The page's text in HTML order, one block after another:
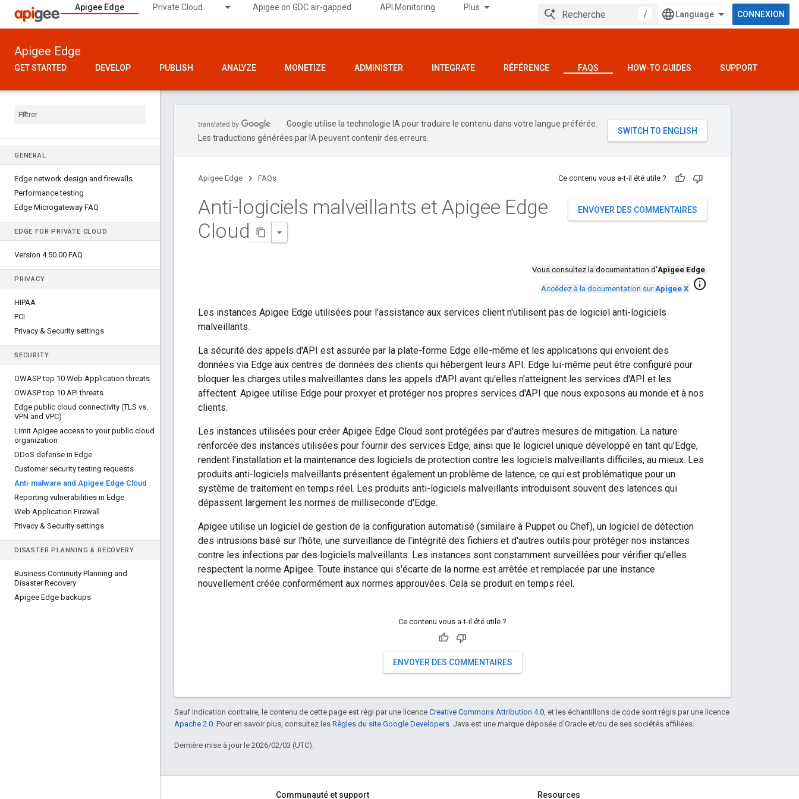
Apigee Edge Private Cloud Apigee on GDC air-gapped API Monitoring Plus
/ CONNEXION
Apigee Edge
GET STARTED DEVELOP PUBLISH ANALYZE MONETIZE ADMINISTER INTEGRATE RÉFÉRENCE FAQS HOW-TO GUIDES SUPPORT
GENERAL
Edge network design and firewalls
Performance testing
Edge Microgateway FAQ
EDGE FOR PRIVATE CLOUD
Version 4.50.00 FAQ
PRIVACY
HIPAA
PCI
Privacy & Security settings
SECURITY
OWASP top 10 Web Application threats
OWASP top 10 API threats
Edge public cloud connectivity (TLS vs.
VPN and VPC)
Limit Apigee access to your public cloud
organization
DDoS defense in Edge
Customer security testing requests
Anti-malware and Apigee Edge Cloud
Reporting vulnerabilities in Edge
Web Application Firewall
Privacy & Security settings
DISASTER PLANNING & RECOVERY
Business Continuity Planning and
Disaster Recovery
Apigee Edge backups
Google utilise la technologie IA pour traduire le contenu dans votre langue préférée.
Les traductions générées par IA peuvent contenir des erreurs.
Apigee Edge FAQs Ce contenu vous a-t-il été utile ?
ENVOYER DES COMMENTAIRES
Anti-logiciels malveillants et Apigee Edge
Cloud
Vous consultez la documentation d'Apigee Edge.
Accédez à la documentation surApigee X. info
Les instances Apigee Edge utilisées pour l'assistance aux services client n'utilisent pas de logiciel anti-logiciels
malveillants.
La sécurité des appels d'API est assurée par la plate-forme Edge elle-même et les applications qui envoient des
données via Edge aux centres de données des clients qui hébergent leurs API. Edge lui-même peut être configuré pour
bloquer les charges utiles malveillantes dans les appels d'API avant qu'elles n'atteignent les services d'API et les
affectent. Apigee utilise Edge pour proxyer et protéger nos propres services d'API que nous exposons au monde et à nos
clients.
Les instances utilisées pour créer Apigee Edge Cloud sont protégées par d'autres mesures de mitigation. La nature
renforcée des instances utilisées pour fournir des services Edge, ainsi que le logiciel unique développé en tant qu'Edge,
rendent l'installation et la maintenance des logiciels de protection contre les logiciels malveillants difficiles, au mieux. Les
produits anti-logiciels malveillants présentent également un problème de latence, ce qui est problématique pour un
système de traitement en temps réel. Les produits anti-logiciels malveillants introduisent souvent des latences qui
dépassent largement les normes de milliseconde d'Edge.
Apigee utilise un logiciel de gestion de la configuration automatisé (similaire à Puppet ou Chef), un logiciel de détection
des intrusions basé sur l'hôte, une surveillance de l'intégrité des fichiers et d'autres outils pour protéger nos instances
contre les infections par des logiciels malveillants. Les instances sont constamment surveillées pour vérifier qu'elles
respectent la norme Apigee. Toute instance qui s'écarte de la norme est arrêtée et remplacée par une instance
nouvellement créée conformément aux normes approuvées. Cela se produit en temps réel.
Ce contenu vous a-t-il été utile ?
ENVOYER DES COMMENTAIRES
Sauf indication contraire, le contenu de cette page est régi par une licence Creative Commons Attribution 4.0, et les échantillons de code sont régis par une licence
Apache 2.0. Pour en savoir plus, consultez les Règles du site Google Developers. Java est une marque déposée d'Oracle et/ou de ses sociétés affiliées.
Dernière mise à jour le 2026/02/03 (UTC).
Communauté et support Resources